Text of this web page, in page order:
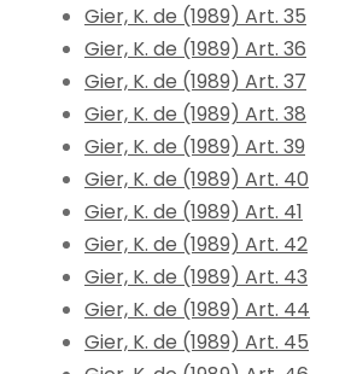
Gier, K. de (1989) Art. 35
Gier, K. de (1989) Art. 36
Gier, K. de (1989) Art. 37
Gier, K. de (1989) Art. 38
Gier, K. de (1989) Art. 39
Gier, K. de (1989) Art. 40
Gier, K. de (1989) Art. 41
Gier, K. de (1989) Art. 42
Gier, K. de (1989) Art. 43
Gier, K. de (1989) Art. 44
Gier, K. de (1989) Art. 45